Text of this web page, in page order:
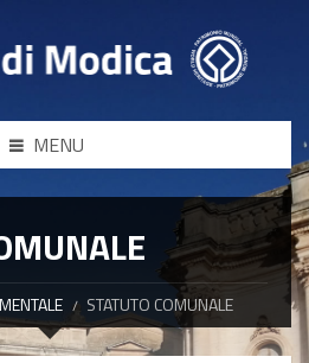
MENU
STATUTO COMUNALE